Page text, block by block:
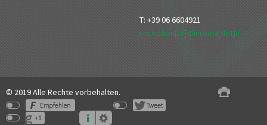
T: +39 06 6604921
reception[at]dhi-roma[dot]it
© 2019 Alle Rechte vorbehalten.